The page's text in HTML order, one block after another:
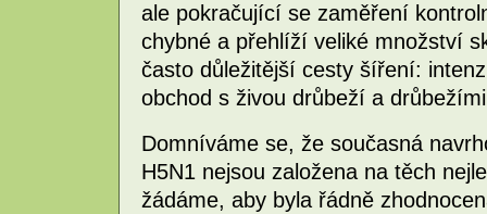
ale pokračující se zaměření
chybné a přehlíží veliké množství
často důležitější cesty šíření:
obchod s živou drůbeží a
Domníváme se, že současná
H5N1 nejsou založena na těch
žádáme, aby byla řádně